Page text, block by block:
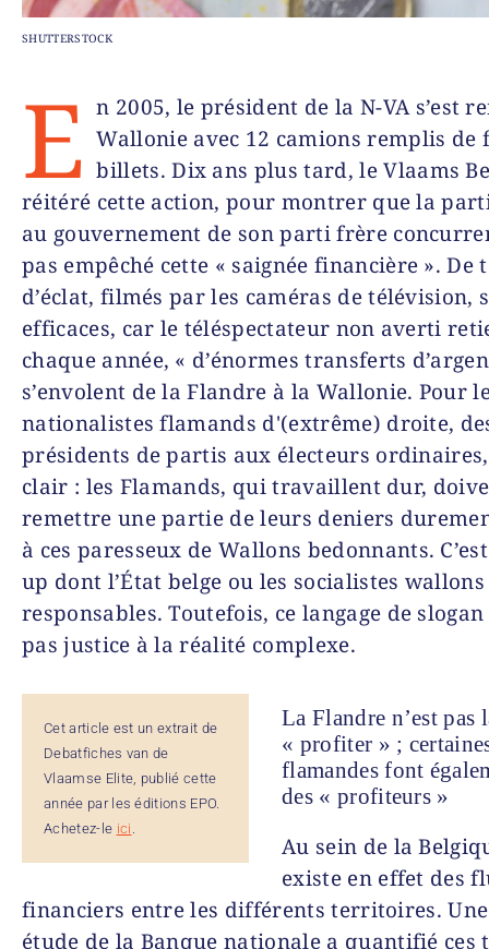
SHUTTERSTOCK
E n 2005, le président de la N-VA s’est
Wallonie avec 12 camions remplis de
billets. Dix ans plus tard, le Vlaams
réitéré cette action, pour montrer que la
au gouvernement de son parti frère
pas empêché cette « saignée financière ». De
d’éclat, filmés par les caméras de télévision,
efficaces, car le téléspectateur non averti
chaque année, « d’énormes transferts
s’envolent de la Flandre à la Wallonie. Pour
nationalistes flamands d'(extrême) droite,
présidents de partis aux électeurs ordinaires,
clair : les Flamands, qui travaillent dur,
remettre une partie de leurs deniers
à ces paresseux de Wallons bedonnants.
up dont l’État belge ou les socialistes
responsables. Toutefois, ce langage de
pas justice à la réalité complexe.
Cet article est un extrait de
Debatfiches van de
Vlaamse Elite, publié cette
année par les éditions EPO.
Achetez-le ici .
La Flandre n’est pas
« profiter » ;
flamandes font
des « profiteurs »
Au sein de la
existe en effet des
financiers entre les différents territoires.
étude de la Banque nationale a quantifié ces